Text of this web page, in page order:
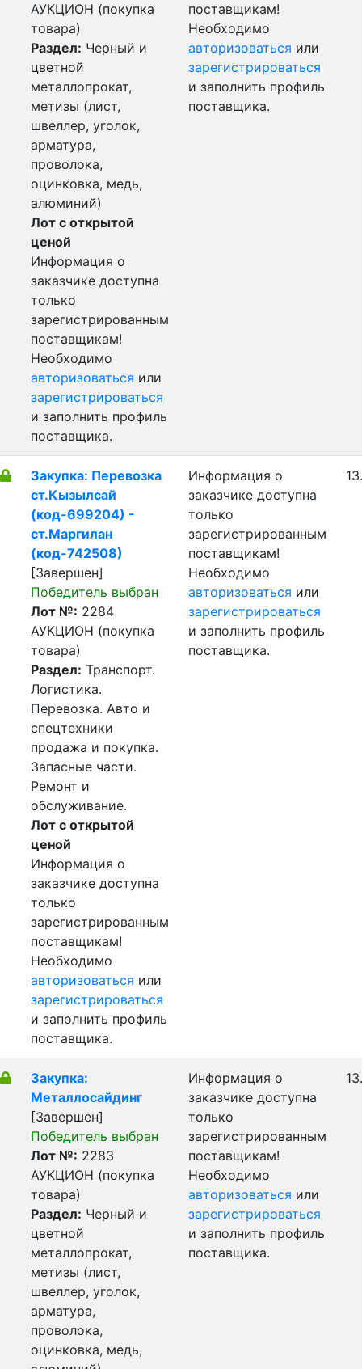
АУКЦИОН (покупка
товара)
Раздел: Черный и
цветной
металлопрокат,
метизы (лист,
швеллер, уголок,
арматура,
проволока,
оцинковка, медь,
алюминий)
Лот с открытой
ценой
Информация о
заказчике доступна
только
зарегистрированным
поставщикам!
Необходимо
авторизоваться или
зарегистрироваться
и заполнить профиль
поставщика.
поставщикам!
Необходимо
авторизоваться или
зарегистрироваться
и заполнить профиль
поставщика.
Закупка: Перевозка
ст.Кызылсай
(код-699204) -
ст.Маргилан
(код-742508)
[Завершен]
Победитель выбран
Лот №: 2284
АУКЦИОН (покупка
товара)
Раздел: Транспорт.
Логистика.
Перевозка. Авто и
спецтехники
продажа и покупка.
Запасные части.
Ремонт и
обслуживание.
Лот с открытой
ценой
Информация о
заказчике доступна
только
зарегистрированным
поставщикам!
Необходимо
авторизоваться или
зарегистрироваться
и заполнить профиль
поставщика.
Информация о
заказчике доступна
только
зарегистрированным
поставщикам!
Необходимо
авторизоваться или
зарегистрироваться
и заполнить профиль
поставщика.
Закупка:
Металлосайдинг
[Завершен]
Победитель выбран
Лот №: 2283
АУКЦИОН (покупка
товара)
Раздел: Черный и
цветной
металлопрокат,
метизы (лист,
швеллер, уголок,
арматура,
проволока,
оцинковка, медь,
Информация о
заказчике доступна
только
зарегистрированным
поставщикам!
Необходимо
авторизоваться или
зарегистрироваться
и заполнить профиль
поставщика.